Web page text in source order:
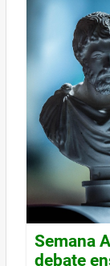
Semana
debate